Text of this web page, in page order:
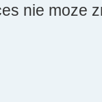
nie moze